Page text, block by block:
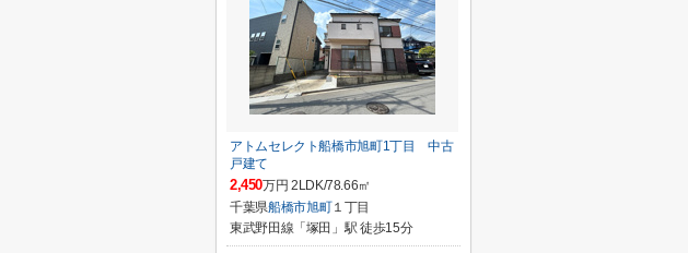
アトムセレクト船橋市旭町1丁目 中古
戸建て
2,450万円 2LDK/78.66㎡
千葉県船橋市旭町１丁目
東武野田線「塚田」駅 徒歩15分